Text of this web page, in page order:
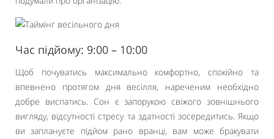
Час підйому: 9:00 – 10:00
Щоб почуватись максимально комфортно, спокійно та
впевнено протягом дня весілля, нареченим необхідно
добре виспатись. Сон є запорукою свіжого зовнішнього
вигляду, відсутності стресу та здатності зосередитись. Якщо
ви заплануєте підйом рано вранці, вам може бракувати